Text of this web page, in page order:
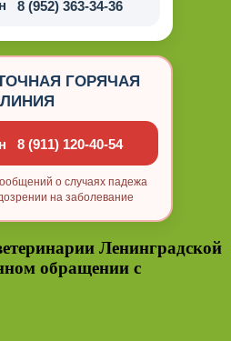
8 (952) 363-34-36
ГОРЯЧАЯ
ЛИНИЯ
8 (911) 120-40-54
о случаях падежа
на заболевание
Ленинградской
обращении с